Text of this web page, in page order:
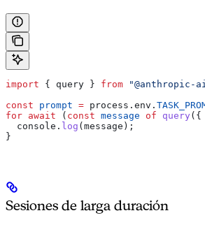
import { query } from "@anthropic-
const prompt = process . env .
for await ( const message of query ({
  console
. log (message );
}
Sesiones de larga duración